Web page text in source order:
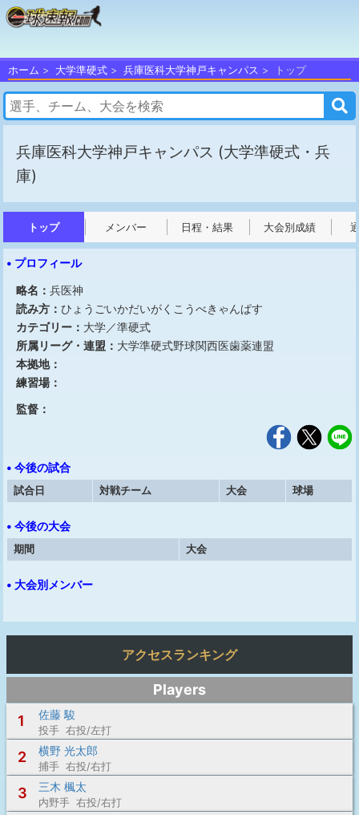
ホーム 大学準硬式 兵庫医科大学神戸キャンパス トップ
兵庫医科大学神戸キャンパス (大学準硬式・兵
庫)
トップ メンバー 日程・結果 大会別成績
• プロフィール
略名： 兵医神
読み方： ひょうごいかだいがくこうべきゃんぱす
カテゴリー： 大学／準硬式
所属リーグ・連盟： 大学準硬式野球関西医歯薬連盟
本拠地：
練習場：
監督：
• 今後の試合
試合日
対戦チーム 大会 球場
• 今後の大会
期間
大会
• 大会別メンバー
アクセスランキング
Players
1
佐藤 駿
投手 右投/左打
2 横野 光太郎
捕手 右投/右打
3 三木 楓太
内野手 右投/右打